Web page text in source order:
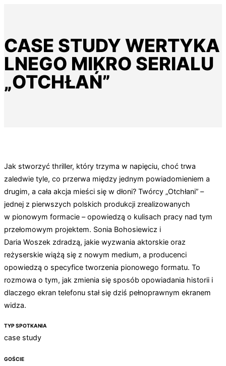
CASE STUDY WERTYKA
LNEGO MIKRO SERIALU
„OTCHŁAŃ”
Jak stworzyć thriller, który trzyma w napięciu, choć trwa
zaledwie tyle, co przerwa między jednym powiadomieniem a
drugim, a cała akcja mieści się w dłoni? Twórcy „Otchłani” –
jednej z pierwszych polskich produkcji zrealizowanych
w pionowym formacie – opowiedzą o kulisach pracy nad tym
przełomowym projektem. Sonia Bohosiewicz i
Daria Woszek zdradzą, jakie wyzwania aktorskie oraz
reżyserskie wiążą się z nowym medium, a producenci
opowiedzą o specyfice tworzenia pionowego formatu. To
rozmowa o tym, jak zmienia się sposób opowiadania historii i
dlaczego ekran telefonu stał się dziś pełnoprawnym ekranem
widza.
TYP SPOTKANIA
case study
GOŚCIE